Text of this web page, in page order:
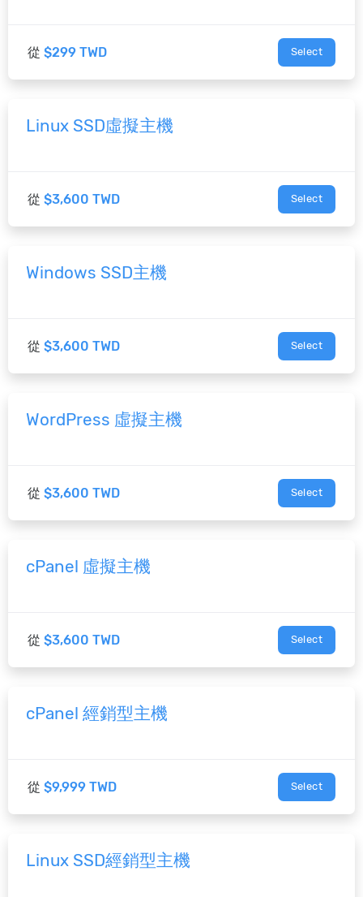
從 $299 TWD Select
Linux SSD虛擬主機
從 $3,600 TWD Select
Windows SSD主機
從 $3,600 TWD Select
WordPress 虛擬主機
從 $3,600 TWD Select
cPanel 虛擬主機
從 $3,600 TWD Select
cPanel 經銷型主機
從 $9,999 TWD Select
Linux SSD經銷型主機